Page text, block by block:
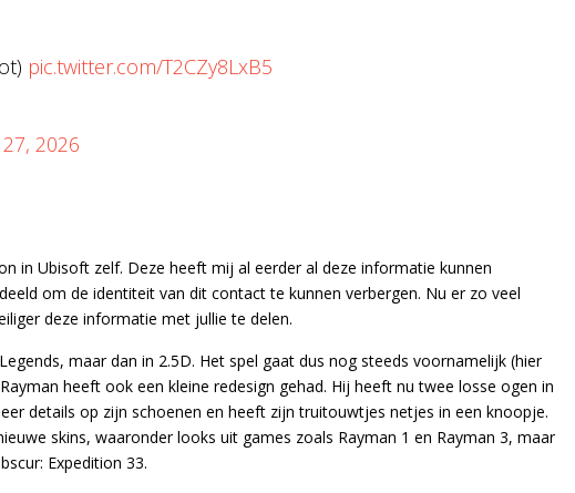
pic.twitter.com/T2CZy8LxB5
2026
in Ubisoft zelf. Deze heeft mij al eerder al deze informatie kunnen
om de identiteit van dit contact te kunnen verbergen. Nu er zo veel
deze informatie met jullie te delen.
maar dan in 2.5D. Het spel gaat dus nog steeds voornamelijk (hier
heeft ook een kleine redesign gehad. Hij heeft nu twee losse ogen in
details op zijn schoenen en heeft zijn truitouwtjes netjes in een knoopje.
skins, waaronder looks uit games zoals Rayman 1 en Rayman 3, maar
Expedition 33.